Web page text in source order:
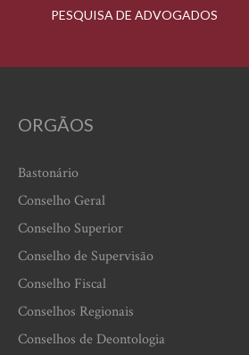
PESQUISA DE ADVOGADOS
ORGÃOS
Bastonário
Conselho Geral
Conselho Superior
Conselho de Supervisão
Conselho Fiscal
Conselhos Regionais
Conselhos de Deontologia